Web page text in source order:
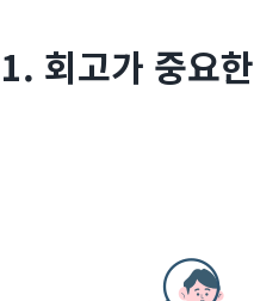
1. 회고가 중요